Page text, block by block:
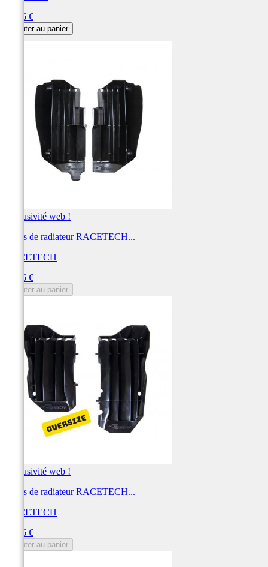
39,86 €
Ajouter au panier
Exclusivité web !
Ouïes de radiateur RACETECH...
RACETECH
38,16 €
Ajouter au panier
Exclusivité web !
Ouïes de radiateur RACETECH...
RACETECH
38,16 €
Ajouter au panier